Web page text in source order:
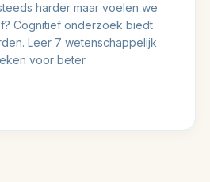
harder maar voelen we
Cognitief onderzoek biedt
Leer 7 wetenschappelijk
voor beter